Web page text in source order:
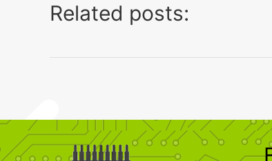
Related posts: